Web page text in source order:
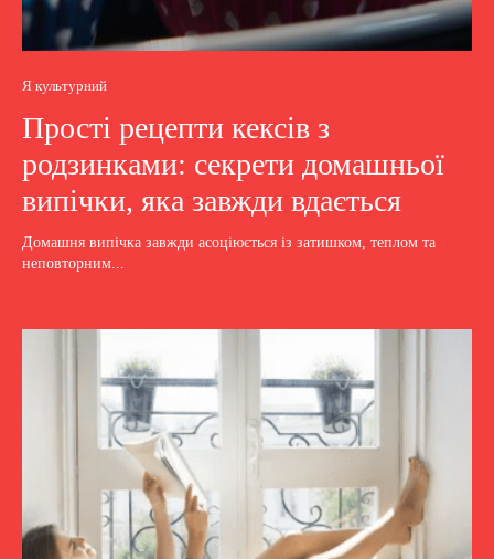
Я культурний
Прості рецепти кексів з
родзинками: секрети домашньої
випічки, яка завжди вдається
Домашня випічка завжди асоціюється із затишком, теплом та
неповторним...